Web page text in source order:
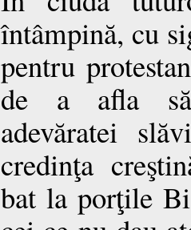
întâmpină, cu
pentru
de a afla
adevăratei
credinţa
bat la porţile